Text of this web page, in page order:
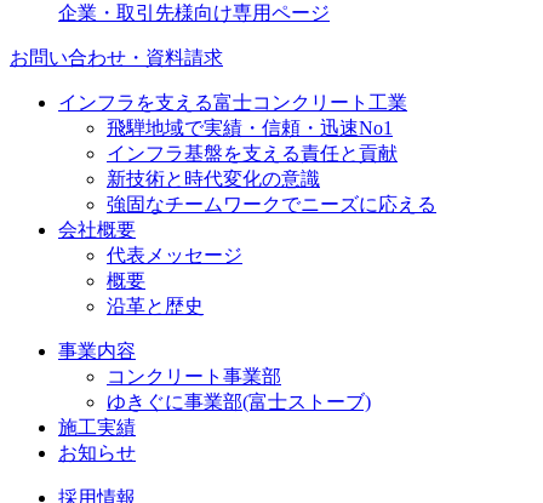
企業・取引先様向け専用ページ
お問い合わせ・資料請求
インフラを支える富士コンクリート工業
飛騨地域で実績・信頼・迅速No1
インフラ基盤を支える責任と貢献
新技術と時代変化の意識
強固なチームワークでニーズに応える
会社概要
代表メッセージ
概要
沿革と歴史
事業内容
コンクリート事業部
ゆきぐに事業部(富士ストーブ)
施工実績
お知らせ
採用情報